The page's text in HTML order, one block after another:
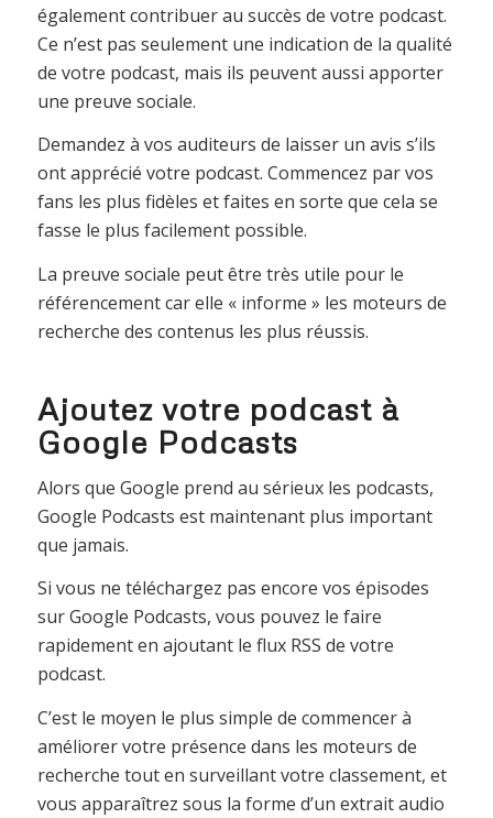
également contribuer au succès de votre podcast.
Ce n’est pas seulement une indication de la qualité
de votre podcast, mais ils peuvent aussi apporter
une preuve sociale.
Demandez à vos auditeurs de laisser un avis s’ils
ont apprécié votre podcast. Commencez par vos
fans les plus fidèles et faites en sorte que cela se
fasse le plus facilement possible.
La preuve sociale peut être très utile pour le
référencement car elle « informe » les moteurs de
recherche des contenus les plus réussis.
Ajoutez votre podcast à
Google Podcasts
Alors que Google prend au sérieux les podcasts,
Google Podcasts est maintenant plus important
que jamais.
Si vous ne téléchargez pas encore vos épisodes
sur Google Podcasts, vous pouvez le faire
rapidement en ajoutant le flux RSS de votre
podcast.
C’est le moyen le plus simple de commencer à
améliorer votre présence dans les moteurs de
recherche tout en surveillant votre classement, et
vous apparaîtrez sous la forme d’un extrait audio